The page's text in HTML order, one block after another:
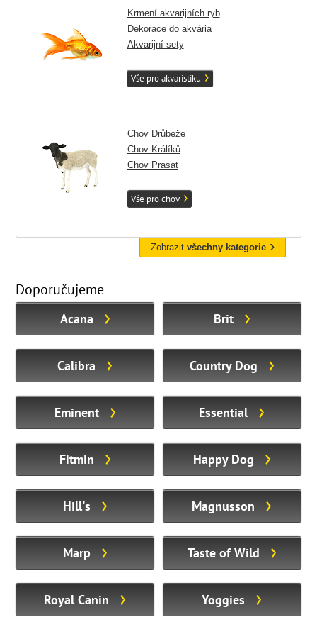
Krmení akvarijních ryb
Dekorace do akvária
Akvarijní sety
Vše pro akvaristiku
Chov Drůbeže
Chov Králíků
Chov Prasat
Vše pro chov
Zobrazit všechny kategorie
Doporučujeme
Acana Brit
Calibra Country Dog
Eminent Essential
Fitmin Happy Dog
Hill's Magnusson
Marp Taste of Wild
Royal Canin Yoggies